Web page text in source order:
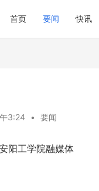
首页 要闻 快讯
3:24 • 要闻
阳工学院融媒体